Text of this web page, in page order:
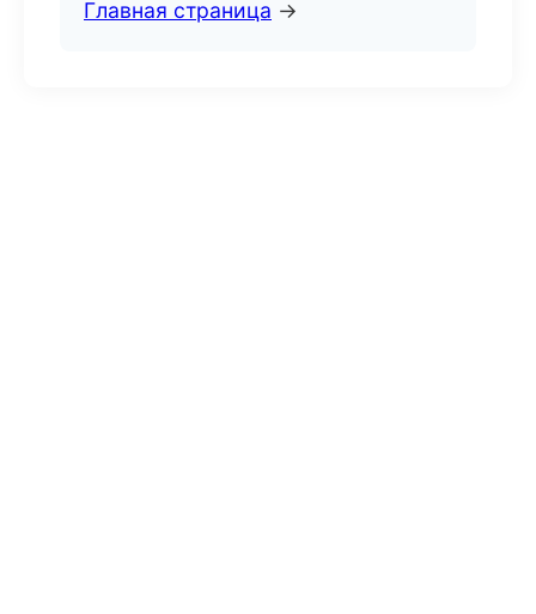
Главная страница →